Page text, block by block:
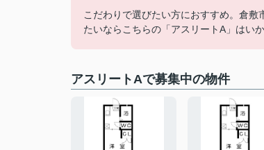
こだわりで選びたい方におすすめ。倉
たいならこちらの「アスリートA」はい
アスリートAで募集中の物件